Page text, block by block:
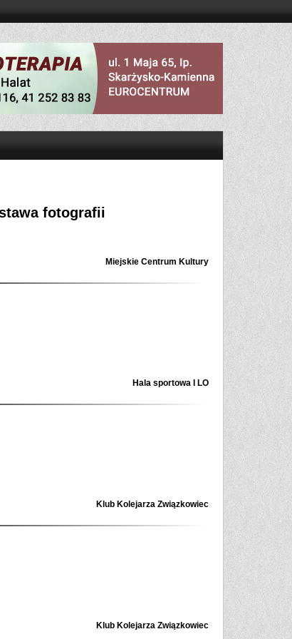
fotografii
Miejskie Centrum Kultury
Hala sportowa I LO
Klub Kolejarza Związkowiec
Klub Kolejarza Związkowiec